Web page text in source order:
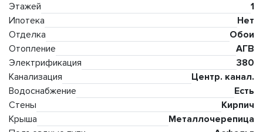
Этажей
1
Ипотека
Нет
Отделка
Обои
Отопление
АГВ
Электрификация
380
Канализация
Центр. канал.
Водоснабжение
Есть
Стены
Кирпич
Крыша
Металлочерепица